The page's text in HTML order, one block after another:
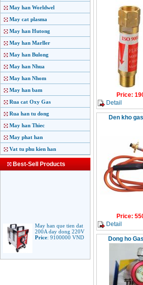
May han Worldwel
May cat plasma
May han Hutong
May han Marller
May han Bulong
May han Nhua
May han Nhom
May han bam
Rua cat Oxy Gas
Rua han tu dong
May han Thiec
May phat han
Vat tu phu kien han
Best-Sell Products
May han que tien dat
200A day dong 220V
Price:9100000 VND
Price:
Detail
Den kho
Price:
Detail
Dong ho